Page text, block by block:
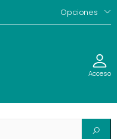
Opciones
Acceso